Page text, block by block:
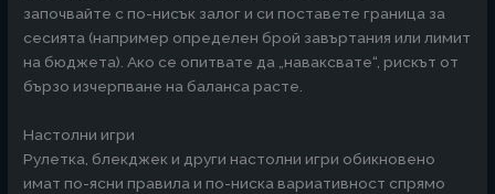
започвайте с по-нисък залог и си поставете граница за
сесията (например определен брой завъртания или лимит
на бюджета). Ако се опитвате да „наваксвате“, рискът от
бързо изчерпване на баланса расте.
Настолни игри
Рулетка, блекджек и други настолни игри обикновено
имат по-ясни правила и по-ниска вариативност спрямо